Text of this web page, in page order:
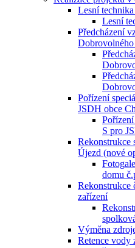
Lesní
Lesní
Předcházení
Pořízení
JSDH obce
S pro
Rekonstrukce
Újezd (nové
domu
Rekonstrukce
zařízení
Výměna
Retence vody